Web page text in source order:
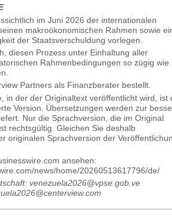
im Juni 2026 der internationalen
makroökonomischen Rahmen sowie
der Staatsverschuldung vorlegen.
diesen Prozess unter Einhaltung aller
Rahmenbedingungen so zügig wie
Partners als Finanzberater bestellt.
in der der Originaltext veröffentlicht wird, ist
Version. Übersetzungen werden zur
Nur die Sprachversion, die im Original
rechtsgültig. Gleichen Sie deshalb
originalen Sprachversion der
ansehen:
news/home/20260513617796/de/
venezuela2026@vpse.gob.ve